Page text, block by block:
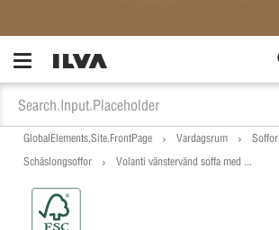
GlobalElements.Site.FrontPage Vardagsrum
Soffor
Schäslongsoffor
Volanti vänstervänd soffa med ...